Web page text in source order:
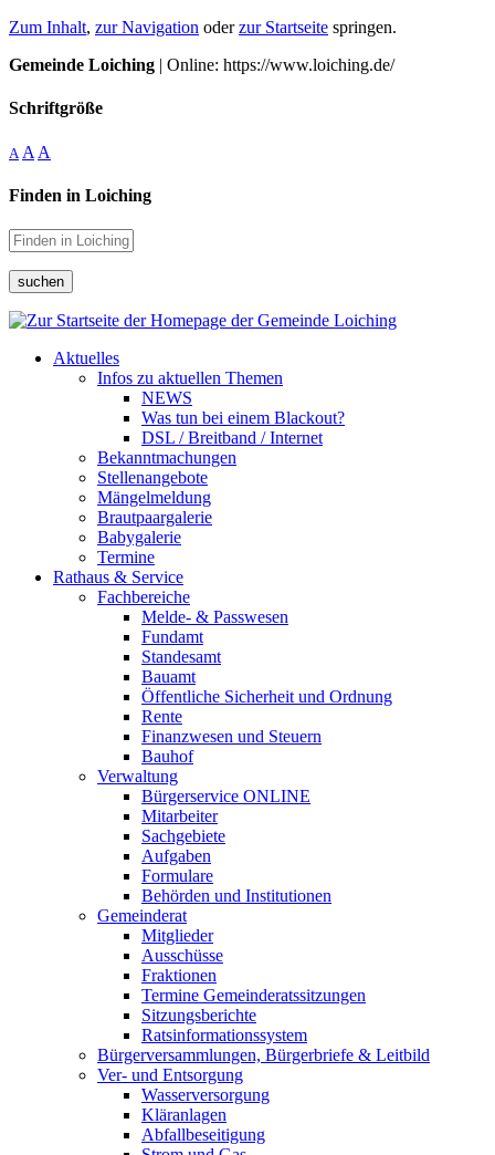
Zum Inhalt, zur Navigation oderzur Startseite springen.
Gemeinde Loiching | Online: https://www.loiching.de/
Schriftgröße
A A A
Finden in Loiching
suchen
Aktuelles
Infos zu aktuellen Themen
NEWS
Was tun bei einem Blackout?
DSL / Breitband / Internet
Bekanntmachungen
Stellenangebote
Mängelmeldung
Brautpaargalerie
Babygalerie
Termine
Rathaus & Service
Fachbereiche
Melde- & Passwesen
Fundamt
Standesamt
Bauamt
Öffentliche Sicherheit und Ordnung
Rente
Finanzwesen und Steuern
Bauhof
Verwaltung
Bürgerservice ONLINE
Mitarbeiter
Sachgebiete
Aufgaben
Formulare
Behörden und Institutionen
Gemeinderat
Mitglieder
Ausschüsse
Fraktionen
Termine Gemeinderatssitzungen
Sitzungsberichte
Ratsinformationssystem
Bürgerversammlungen, Bürgerbriefe & Leitbild
Ver- und Entsorgung
Wasserversorgung
Kläranlagen
Abfallbeseitigung